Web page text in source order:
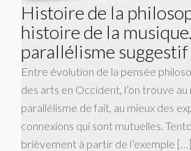
Histoire de la
histoire de la
parallélisme suggestif
Entre évolution de la pensée
des arts en Occident, l’on trouve au
parallélisme de fait, au mieux des
connexions qui sont mutuelles.
brièvement à partir de l’exemple […]